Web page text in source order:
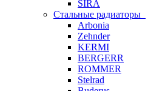
SIRA
Стальные радиаторы
Arbonia
Zehnder
KERMI
BERGERR
ROMMER
Stelrad